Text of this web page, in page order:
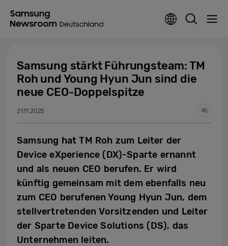
Samsung stärkt Führungsteam: TM
Roh und Young Hyun Jun sind die
neue CEO-Doppelspitze
21.11.2025
Samsung hat TM Roh zum Leiter der
Device eXperience (DX)-Sparte ernannt
und als neuen CEO berufen. Er wird
künftig gemeinsam mit dem ebenfalls neu
zum CEO berufenen Young Hyun Jun, dem
stellvertretenden Vorsitzenden und Leiter
der Sparte Device Solutions (DS), das
Unternehmen leiten.